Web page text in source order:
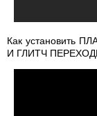
Как установить
И ГЛИТЧ